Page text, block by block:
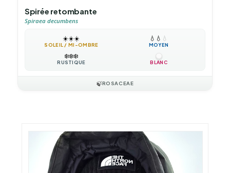
Spirée retombante
Spiraea decumbens
☀️☀️☀️
SOLEIL / MI-OMBRE
💧 💧 💧
MOYEN
❄️❄️❄️
RUSTIQUE BLANC
🍃ROSACEAE